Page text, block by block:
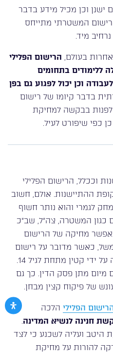
וכן מכיל מידע בדבר
המשטרתי מתייחס
מיד.
בעולם, הרישום הפלילי
ללימודים בתחומים
וכן יכול לפגוע גם בפן
בדבר קיומו של רישום
לפנות בבקשה למחיקת
כפי שיפורט לעיל.
וככלל, הרישום הפלילי
מתום תקופת ההתיישנות. אולם, חשוב
לגמרי והוא נותר חשוף
כגון המשטרה, צה”ל, שב”כ
מחיקה של הרישום
כאשר מדובר על רישום
פלילי בגין עבירה אשר בוצעה על ידי קטין מתחת לגיל 14.
יימחק תוך 5 שנים מיום מתן פסק הדין. כך גם
של פיקוח קצין מבחן.
הפלילי הלכה
חנינה לנשיא המדינה.
היטב ועליה לשכנע כי לצד
להורות על מחיקת